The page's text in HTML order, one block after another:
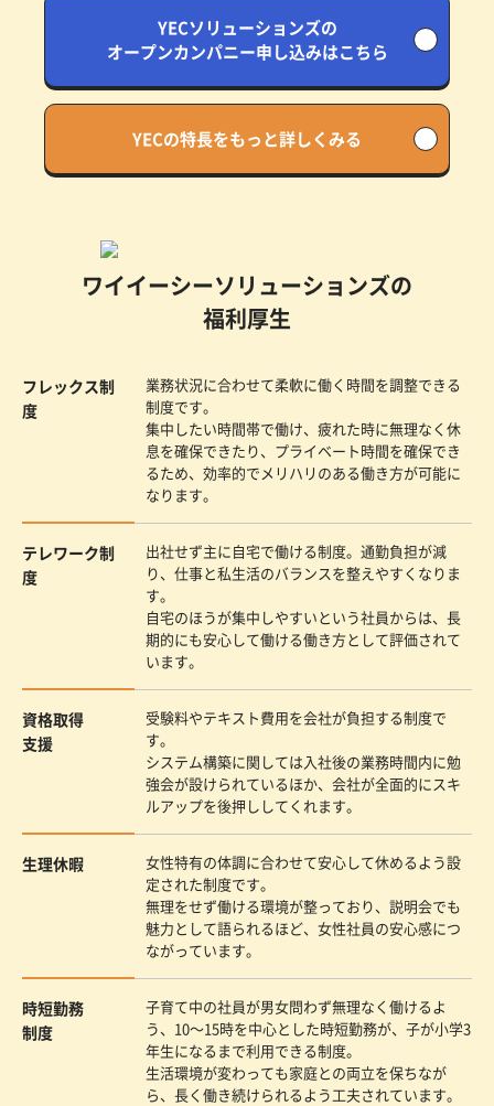
YECソリューションズの
オープンカンパニー申し込みはこちら
YECの特長をもっと詳しくみる
ワイイーシーソリューションズの
福利厚生
フレックス制
度
業務状況に合わせて柔軟に働く時間を調整できる
制度です。
集中したい時間帯で働け、疲れた時に無理なく休
息を確保できたり、プライベート時間を確保でき
るため、効率的でメリハリのある働き方が可能に
なります。
テレワーク制
度
出社せず主に自宅で働ける制度。通勤負担が減
り、仕事と私生活のバランスを整えやすくなりま
す。
自宅のほうが集中しやすいという社員からは、長
期的にも安心して働ける働き方として評価されて
います。
資格取得
支援
受験料やテキスト費用を会社が負担する制度で
す。
システム構築に関しては入社後の業務時間内に勉
強会が設けられているほか、会社が全面的にスキ
ルアップを後押ししてくれます。
生理休暇
女性特有の体調に合わせて安心して休めるよう設
定された制度です。
無理をせず働ける環境が整っており、説明会でも
魅力として語られるほど、女性社員の安心感につ
ながっています。
時短勤務
制度
子育て中の社員が男女問わず無理なく働けるよ
う、10～15時を中心とした時短勤務が、子が小学3
年生になるまで利用できる制度。
生活環境が変わっても家庭との両立を保ちなが
ら、長く働き続けられるよう工夫されています。